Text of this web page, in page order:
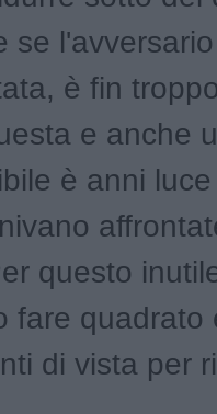
se
è fin
e anche
è anni
questo
fare quadrato
di vista per